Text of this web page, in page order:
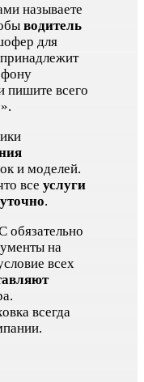
называете
водитель
для
пишите всего
».
и моделей.
все услуги
.
обязательно
на
всех
всегда